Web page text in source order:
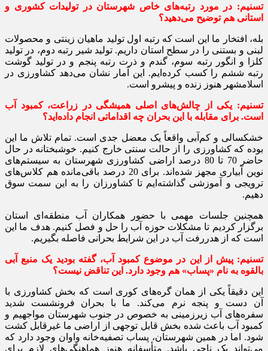
تسنیم:‌ در مورد رتبه‌های خاص شهرستان در تولیدات کشوری و
استانی هم توضیح می‌دهید؟
بله، افتخار ما این است که رتبه اول تولید ماهیان زینتی و محصولات
لبنی و بستنی را در سطح استان داریم. تولید شیر رتبه دوم، در تولید
کلزا و انگور رتبه سوم، گندم و ذرت رتبه پنجم و در تولید گوشت
رتبه ششم را کسب کرده‌ایم. این آمار نشان می‌دهد کشاورزی در
اسلامشهر هنوز زنده و پیشرو است.
تسنیم:‌ یکی از چالش‌های اصلی همیشگی در زراعت، کمبود آب
است. برای مقابله با این بحران چه اقداماتی انجام داده‌اید؟
خشکسالی و کم‌آبی واقعاً یک معضل جدی است. تمام تلاش ما این
بوده که کشاورزی را از حالت سنتی خارج کنیم. خوشبختانه در حال
حاضر 70 تا 80 درصد اراضی کشاورزی شهرستان به سیستم‌های
نوین آبیاری مجهز شده‌اند. برای 20 درصد باقی‌مانده هم کلاس‌های
ترویجی و آموزشی گذاشته‌ایم تا کشاورزان را به این سمت سوق
دهیم.
همچنین جلسات مهمی با حضور همکاران آب منطقه‌ای استان
برگزار کردیم تا مشکلات حوزه آب را حل و فصل کنیم. هدف ما این
است که از هدررفت آب در این شرایط بحرانی فاصله بگیریم.
تسنیم:‌ پیش از این در موضوع کمبود آب، گفته بودید یک منبع آبی
بالقوه به نام «پساب» هم وجود دارد. این تناقض نیست؟
این دقیقاً یکی از همان گره‌های کوری است که بخش کشاورزی با
آن دست و پنجه نرم می‌کند. ما با بحران فرونشست شدید
سفره‌های آب زیرزمینی به خصوص در جنوب شهرستان مواجهیم و
کمبود آب باعث شده بخش قابل توجهی از اراضی ما غیرقابل کشت
شود. اما در همین شهرستان، پساب تصفیه‌خانه واوان وجود دارد که
می‌تواند یک ناجی باشد. متأسفانه هنوز هماهنگی‌های لازم برای